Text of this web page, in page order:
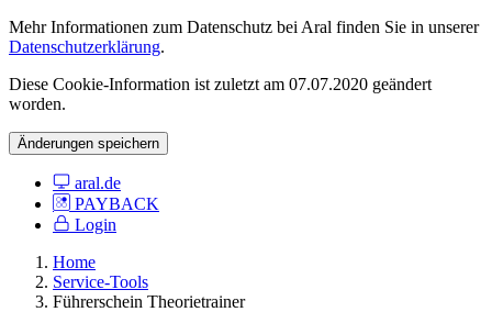
Mehr Informationen zum Datenschutz bei Aral finden Sie in unserer
Datenschutzerklärung.
Diese Cookie-Information ist zuletzt am 07.07.2020 geändert
worden.
Änderungen speichern
aral.de
PAYBACK
Login
Home
Service-Tools
Führerschein Theorietrainer